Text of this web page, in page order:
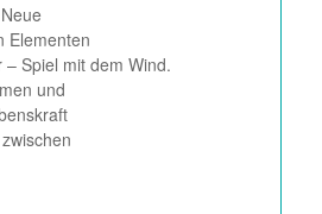
Elementen
Spiel mit dem Wind.
und